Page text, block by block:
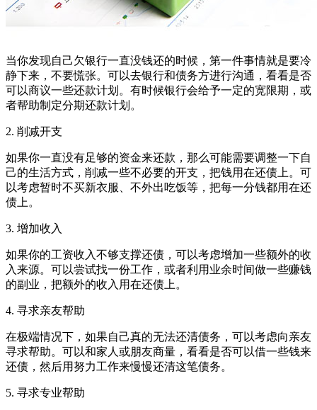
当你发现自己欠银行一直没钱还的时候，第一件事情就是要冷
静下来，不要慌张。可以去银行和债务方进行沟通，看看是否
可以商议一些还款计划。有时候银行会给予一定的宽限期，或
者帮助制定分期还款计划。
2. 削减开支
如果你一直没有足够的资金来还款，那么可能需要调整一下自
己的生活方式，削减一些不必要的开支，把钱用在还债上。可
以考虑暂时不买新衣服、不外出吃饭等，把每一分钱都用在还
债上。
3. 增加收入
如果你的工资收入不够支撑还债，可以考虑增加一些额外的收
入来源。可以尝试找一份工作，或者利用业余时间做一些赚钱
的副业，把额外的收入用在还债上。
4. 寻求亲友帮助
在极端情况下，如果自己真的无法还清债务，可以考虑向亲友
寻求帮助。可以和家人或朋友商量，看看是否可以借一些钱来
还债，然后用努力工作来慢慢还清这笔债务。
5. 寻求专业帮助